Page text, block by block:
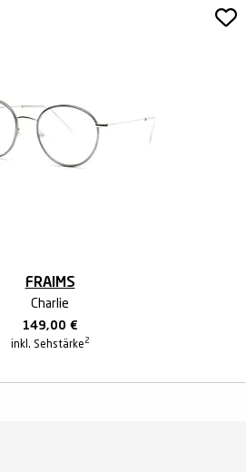
FRAIMS
Charlie
149,00 €
inkl. Sehstärke 2